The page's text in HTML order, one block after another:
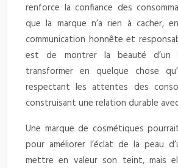
renforce la confiance des
que la marque n’a rien à cacher,
communication honnête et
est de montrer la beauté d’un
transformer en quelque chose
respectant les attentes des
construisant une relation durable
Une marque de cosmétiques
pour améliorer l’éclat de la peau
mettre en valeur son teint, mais